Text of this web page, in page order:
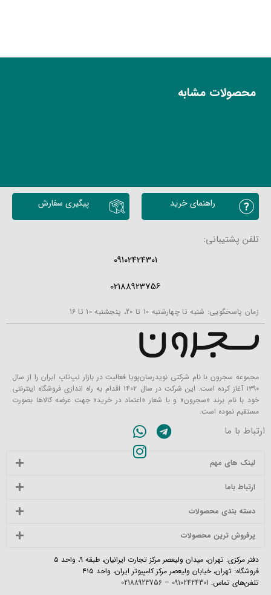
محصولات مشابه
راهنمای خرید پیگیری سفارش
تلفن پشتیبانی:
09102424301
02188923756
زمان پاسخگویی: شنبه تا چهارشنبه 10 تا 20، پنجشنبه 10 تا 16
مجموعه سجرون با نام شرکتی نویدرسان‌پویا فعالیت در بازار لپ‌تاپ ایران را از سال
۱۳۹۰ آغاز کرده است. این شرکت در سال ۱۴۰۲ اقدام به راه اندازی فروشگاه اینترنتی
خود با نام برند «سجرون» و با شعار «اعتماد در خرید» جهت عرضه کالاها بصورت
مستقیم نموده است.
ارتباط با ما
لینک های مهم
ارتباط باما
دسته بندی محصولات
پرفروش ترین محصولات
دفتر مرکزی: تهران، میدان ولیعصر مرکز تجارت ایرانیان، طبقه ۹، واحد ۵
فروشگاه: تهران، خیابان ولیعصر مرکز کامپیوتر ایران، واحد ۴۱۵
تلفن‌های تماس: 09102424301
–
02188923756